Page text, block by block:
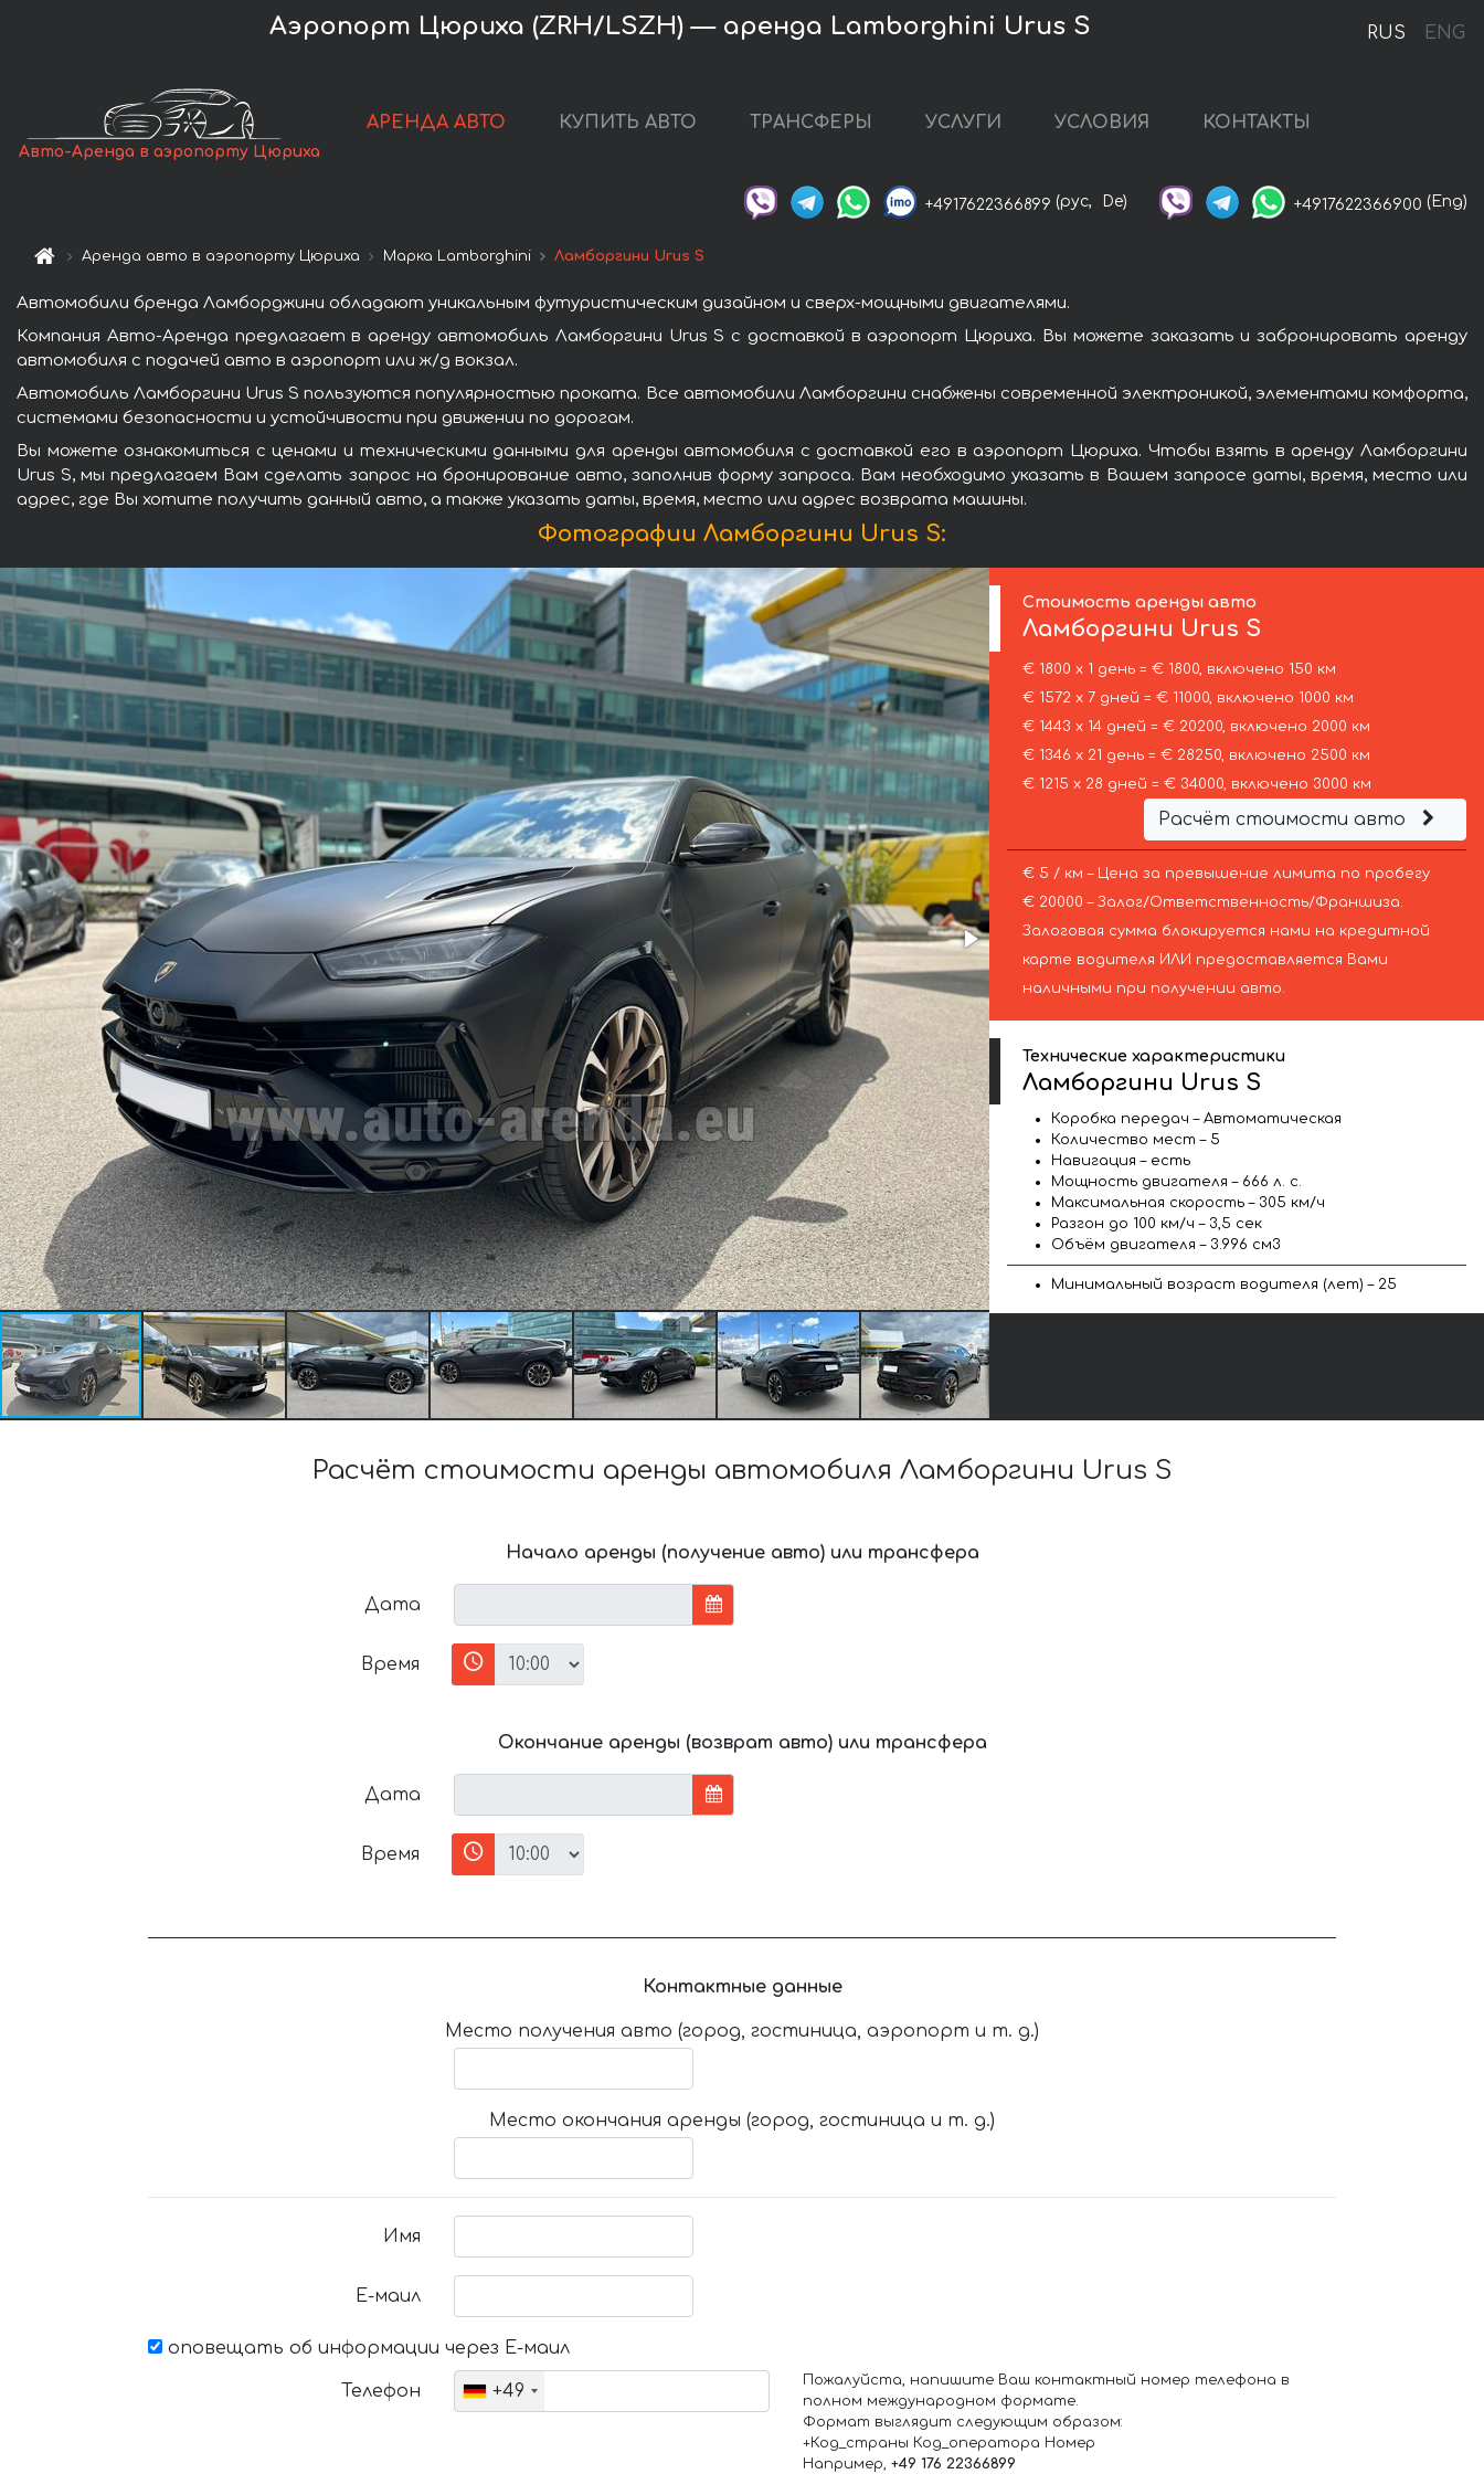
RUS ENG
Аэропорт Цюриха (ZRH/LSZH) — аренда Lamborghini Urus S
Авто-Аренда в аэропорту Цюриха
АРЕНДА АВТО КУПИТЬ АВТО ТРАНСФЕРЫ УСЛУГИ УСЛОВИЯ КОНТАКТЫ
+4917622366899 (рус, De) +4917622366900 (Eng)
Аренда авто в аэропорту Цюриха Марка Lamborghini Ламборгини Urus S
Автомобили бренда Ламборджини обладают уникальным футуристическим дизайном и сверх-мощными двигателями.
Компания Авто-Аренда предлагает в аренду автомобиль Ламборгини Urus S с доставкой в аэропорт Цюриха. Вы можете заказать и забронировать аренду
автомобиля с подачей авто в аэропорт или ж/д вокзал.
Автомобиль Ламборгини Urus S пользуются популярностью проката. Все автомобили Ламборгини снабжены современной электроникой, элементами комфорта,
системами безопасности и устойчивости при движении по дорогам.
Вы можете ознакомиться с ценами и техническими данными для аренды автомобиля с доставкой его в аэропорт Цюриха. Чтобы взять в аренду Ламборгини
Urus S, мы предлагаем Вам сделать запрос на бронирование авто, заполнив форму запроса. Вам необходимо указать в Вашем запросе даты, время, место или
адрес, где Вы хотите получить данный авто, а также указать даты, время, место или адрес возврата машины.
Фотографии Ламборгини Urus S:
Стоимость аренды авто
Ламборгини Urus S
€ 1800 х 1 день = € 1800, включено 150 км
€ 1572 х 7 дней = € 11000, включено 1000 км
€ 1443 х 14 дней = € 20200, включено 2000 км
€ 1346 х 21 день = € 28250, включено 2500 км
€ 1215 х 28 дней = € 34000, включено 3000 км
Расчёт стоимости авто
€ 5 / км – Цена за превышение лимита по пробегу
€ 20000 – Залог/Ответственность/Франшиза.
Залоговая сумма блокируется нами на кредитной
карте водителя ИЛИ предоставляется Вами
наличными при получении авто.
Технические характеристики
Ламборгини Urus S
Коробка передач – Автоматическая
Количество мест – 5
Навигация – есть
Мощность двигателя – 666 л. с.
Максимальная скорость – 305 км/ч
Разгон до 100 км/ч – 3,5 сек
Объём двигателя – 3.996 см3
Минимальный возраст водителя (лет) – 25
Расчёт стоимости аренды автомобиля Ламборгини Urus S
Начало аренды (получение авто) или трансфера
Дата
Время
Окончание аренды (возврат авто) или трансфера
Дата
Время
Контактные данные
Место получения авто (город, гостиница, аэропорт и т. д.)
Место окончания аренды (город, гостиница и т. д.)
Имя
Е-маил
оповещать об информации через Е-маил
Телефон +49
Пожалуйста, напишите Ваш контактный номер телефона в
полном международном формате.
Формат выглядит следующим образом:
+Код_страны Код_оператора Номер
Например, +49 176 22366899